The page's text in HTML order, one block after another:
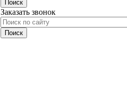
Заказать звонок